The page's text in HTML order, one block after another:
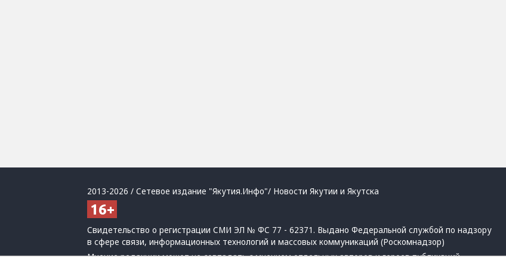
2013-2026 / Сетевое издание "Якутия.Инфо"/ Новости Якутии и Якутска
Свидетельство о регистрации СМИ ЭЛ № ФС 77 - 62371. Выдано Федеральной службой по надзору
в сфере связи, информационных технологий и массовых коммуникаций (Роскомнадзор)
Мнение редакции может не совпадать с мнением отдельных авторов и героев публикаций.